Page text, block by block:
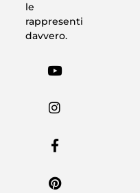
le
rappresenti
davvero.